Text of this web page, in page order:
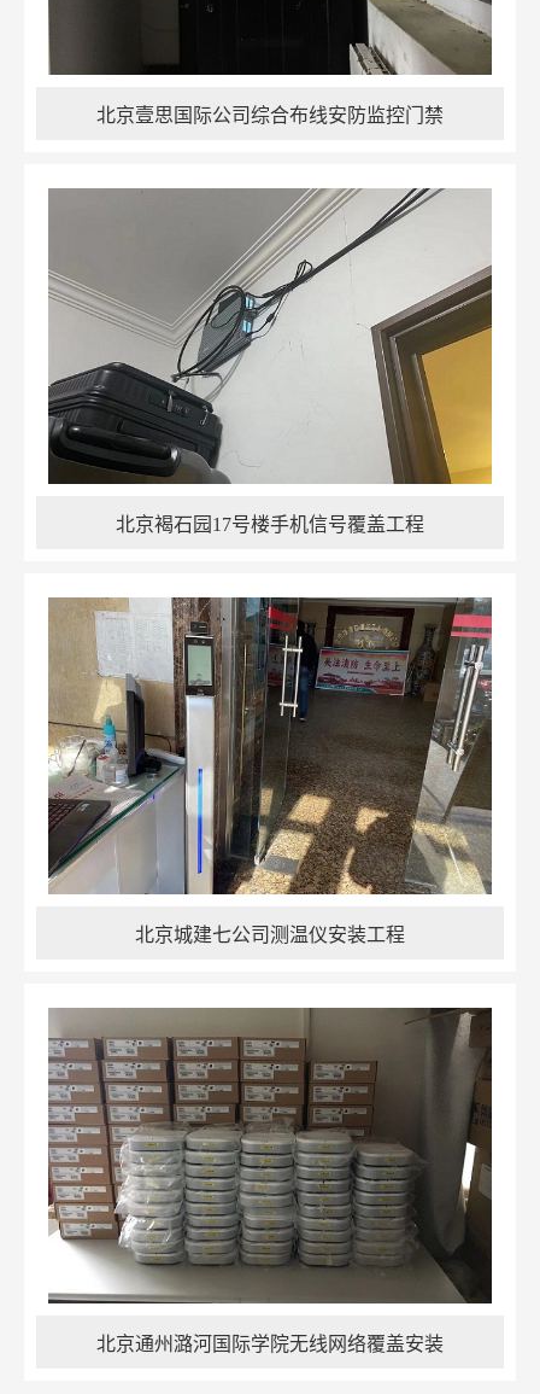
北京壹思国际公司综合布线安防监控门禁
北京褐石园17号楼手机信号覆盖工程
北京城建七公司测温仪安装工程
北京通州潞河国际学院无线网络覆盖安装